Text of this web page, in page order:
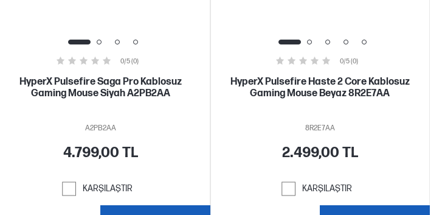
0/5 (0)
HyperX Pulsefire Saga Pro Kablosuz
Gaming Mouse Siyah A2PB2AA
A2PB2AA
4.799,00 TL
KARŞILAŞTIR
0/5 (0)
HyperX Pulsefire Haste 2 Core Kablosuz
Gaming Mouse Beyaz 8R2E7AA
8R2E7AA
2.499,00 TL
KARŞILAŞTIR